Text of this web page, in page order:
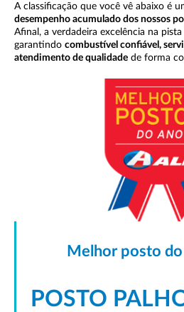
A classificação que você vê abaixo é
desempenho acumulado dos nossos
Afinal, a verdadeira excelência na
garantindo combustível confiável,
atendimento de qualidade de forma
Melhor posto
POSTO